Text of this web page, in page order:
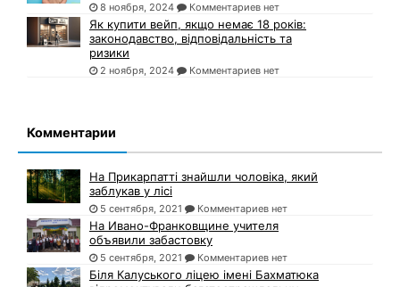
8 ноября, 2024 Комментариев нет
Як купити вейп, якщо немає 18 років:
законодавство, відповідальність та
ризики
2 ноября, 2024 Комментариев нет
Комментарии
На Прикарпатті знайшли чоловіка, який
заблукав у лісі
5 сентября, 2021 Комментариев нет
На Ивано-Франковщине учителя
объявили забастовку
5 сентября, 2021 Комментариев нет
Біля Калуського ліцею імені Бахматюка